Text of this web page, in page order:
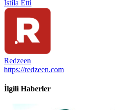
İstila Etti
Redzeen
https://redzeen.com
İlgili Haberler